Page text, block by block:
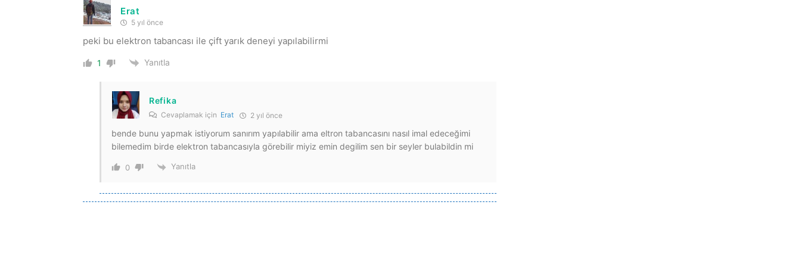
Erat
5 yıl önce
peki bu elektron tabancası ile çift yarık deneyi yapılabilirmi
1 Yanıtla
Refika
Cevaplamak için Erat 2 yıl önce
bende bunu yapmak istiyorum sanırım yapılabilir ama eltron tabancasını nasıl imal edeceğimi
bilemedim birde elektron tabancasıyla görebilir miyiz emin degilim sen bir seyler bulabildin mi
0 Yanıtla